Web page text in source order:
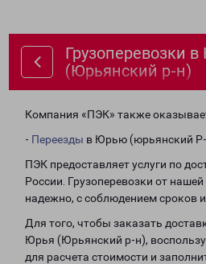
Грузоперевозки
(Юрьянский р-н)
Компания «ПЭК» также
- Переезды в Юрью (юрьянский
ПЭК предоставляет услуги по
России. Грузоперевозки от
надежно, с соблюдением сроков
Для того, чтобы заказать
Юрья (Юрьянский р-н),
для расчета стоимости и